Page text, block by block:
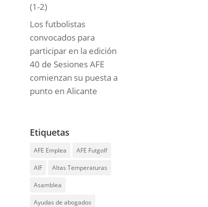
(1-2)
Los futbolistas
convocados para
participar en la edición
40 de Sesiones AFE
comienzan su puesta a
punto en Alicante
Etiquetas
AFE Emplea AFE Futgolf
AIF Altas Temperaturas
Asamblea
Ayudas de abogados